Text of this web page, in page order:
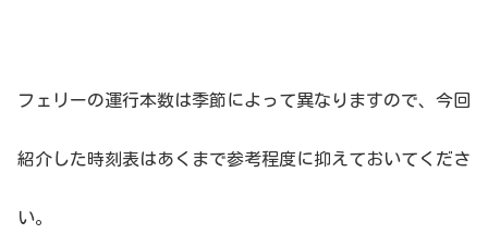
フェリーの運行本数は季節によって異なりますので、今回
紹介した時刻表はあくまで参考程度に抑えておいてくださ
い。